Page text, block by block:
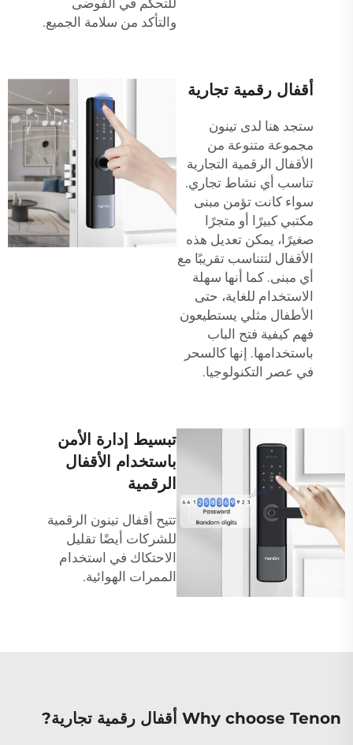
والتأكد من سلامة الجميع.
أقفال رقمية تجارية
ستجد هنا لدى تينون
مجموعة متنوعة من
الأقفال الرقمية التجارية
تناسب أي نشاط تجاري.
سواء كانت تؤمن مبنى
مكتبي كبيرًا أو متجرًا
صغيرًا، يمكن تعديل هذه
الأقفال لتتناسب تقريبًا مع
أي مبنى. كما أنها سهلة
الاستخدام للغاية، حتى
الأطفال مثلي يستطيعون
فهم كيفية فتح الباب
باستخدامها. إنها كالسحر
في عصر التكنولوجيا.
تبسيط إدارة الأمن
باستخدام الأقفال
الرقمية
تتيح أقفال تينون الرقمية
للشركات أيضًا تقليل
الاحتكاك في استخدام
الممرات الهوائية.
Why choose Tenon أقفال رقمية تجارية?